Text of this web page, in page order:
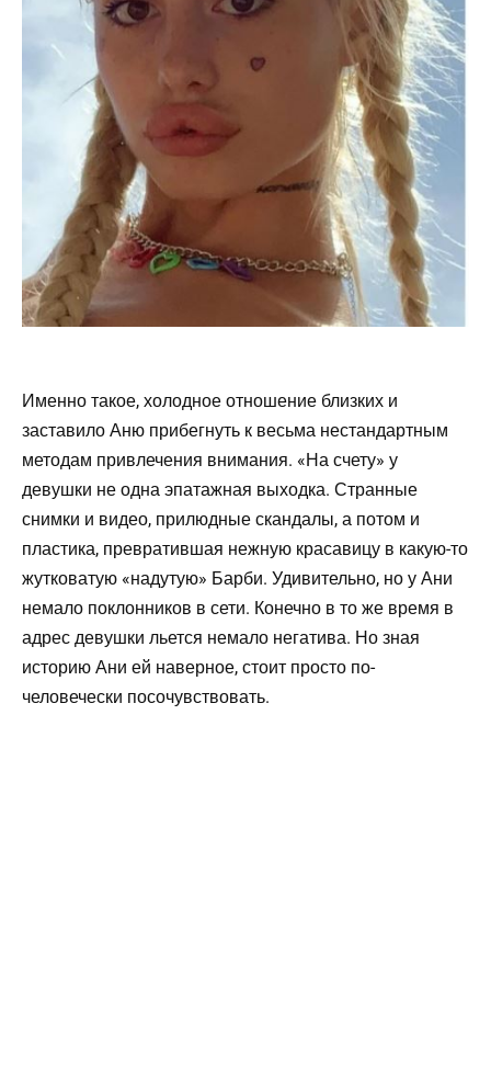
Именно такое, холодное отношение близких и
заставило Аню прибегнуть к весьма нестандартным
методам привлечения внимания. «На счету» у
девушки не одна эпатажная выходка. Странные
снимки и видео, прилюдные скандалы, а потом и
пластика, превратившая нежную красавицу в какую-то
жутковатую «надутую» Барби. Удивительно, но у Ани
немало поклонников в сети. Конечно в то же время в
адрес девушки льется немало негатива. Но зная
историю Ани ей наверное, стоит просто по-
человечески посочувствовать.